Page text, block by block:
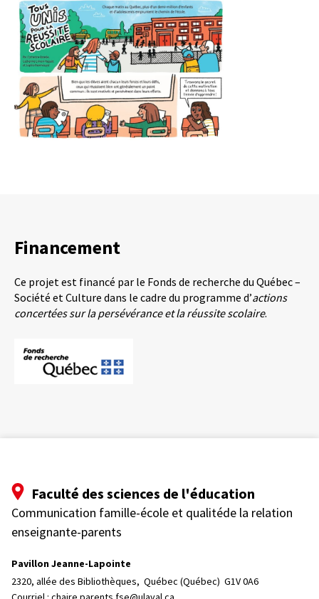
Financement
Ce projet est financé par le Fonds de recherche du Québec –
Société et Culture dans le cadre du programme d’actions
concertées sur la persévérance et la réussite scolaire.
Faculté des sciences de l'éducation
Communication famille-école et qualitéde la relation
enseignante-parents
Pavillon Jeanne-Lapointe
2320, allée des Bibliothèques, Québec (Québec)  G1V 0A6